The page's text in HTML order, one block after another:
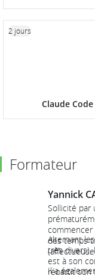
Claude Code
2 jours
Formateur
Yannick
Sollicité par
commencer
des temps
Alternant
très divers),
est à son
répartit son
Il a